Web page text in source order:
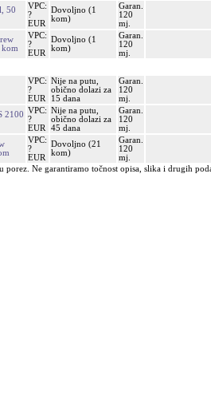
50
VPC:
?
EUR
Dovoljno (1
kom)
Garan.
120
mj.
VPC:
?
EUR
Dovoljno (1
kom)
Garan.
120
mj.
VPC:
?
EUR
Nije na putu,
obično dolazi za
15 dana
Garan.
120
mj.
2100 VPC:
?
EUR
Nije na putu,
obično dolazi za
45 dana
Garan.
120
mj.
VPC:
?
EUR
Dovoljno (21
kom)
Garan.
120
mj.
porez. Ne garantiramo točnost opisa, slika i drugih